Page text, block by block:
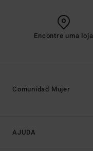
Encontre uma loja
AJUDA
Comunidad Mujer